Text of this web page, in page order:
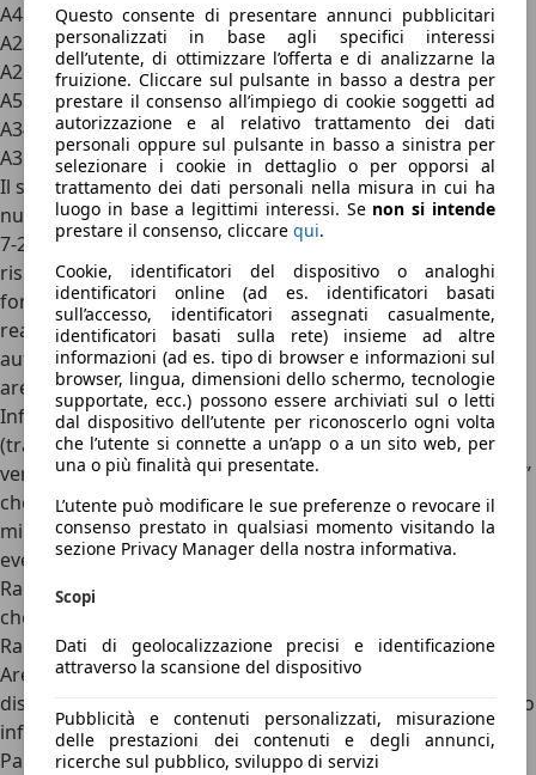
Questo consente di presentare annunci pubblicitari
personalizzati in base agli specifici interessi
dell’utente, di ottimizzare l’offerta e di analizzarne la
fruizione. Cliccare sul pulsante in basso a destra per
prestare il consenso all’impiego di cookie soggetti ad
autorizzazione e al relativo trattamento dei dati
personali oppure sul pulsante in basso a sinistra per
selezionare i cookie in dettaglio o per opporsi al
trattamento dei dati personali nella misura in cui ha
luogo in base a legittimi interessi. Se non si intende
prestare il consenso, cliccare qui.
Cookie, identificatori del dispositivo o analoghi
identificatori online (ad es. identificatori basati
sull’accesso, identificatori assegnati casualmente,
identificatori basati sulla rete) insieme ad altre
informazioni (ad es. tipo di browser e informazioni sul
browser, lingua, dimensioni dello schermo, tecnologie
supportate, ecc.) possono essere archiviati sul o letti
dal dispositivo dell’utente per riconoscerlo ogni volta
che l’utente si connette a un’app o a un sito web, per
una o più finalità qui presentate.
L’utente può modificare le sue preferenze o revocare il
consenso prestato in qualsiasi momento visitando la
sezione Privacy Manager della nostra informativa.
Scopi
Dati di geolocalizzazione precisi e identificazione
attraverso la scansione del dispositivo
Pubblicità e contenuti personalizzati, misurazione
delle prestazioni dei contenuti e degli annunci,
ricerche sul pubblico, sviluppo di servizi
A4 tra Trieste e Brescia
A23 Palmanova e Udine sud
A28 Portogruaro- Conegliano
A57 Tangenziale di Mestre
A34 Villesse Gorizia
A31 Valdastico
Il servizio è offerto ai clienti autostradali attraverso il
numero telefonico gratuito 800996099 (nell’orario diurno
7-22 con operatore, nell’orario notturno 22-7 tramite
risponditore automatico). Gli operatori multilingue
forniscono informazioni relative alla viabilità in tempo
reale, alle condizioni atmosferiche lungo la rete
autostradale, ai metodi di pagamento del pedaggio, alle
aree di servizio, ai percorsi alternativi.
Inforadio : le informazioni di interesse per l’utenza
(transitabilità, meteo) relative alla A22 Brennero-Modena
vengono trasmesse anche attraverso i notiziari “Inforadio”
che vanno in onda ogni 30′ su due emittenti locali (ai
minuti 25 e 55 circa), oltre a interventi specifici in caso di
eventi in corso:
Radio NBC Rete Regione di Bolzano per il tratto della A22
che attraversa la Regione Trentino-Alto Adige;
Radio Pico di Mirandola per il restante tratto della A22.
Aree di servizio : presso molte aree di servizio sono
disponibili e attivi info-point e maxi schermi che forniscono
informazioni sullo stato della mobilità.
Pannelli a messaggio variabile: sono cartelli segnaletici